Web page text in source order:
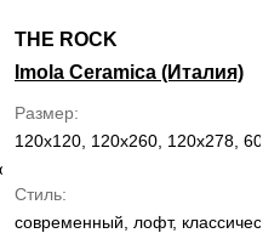
классический
THE ROCK
Imola Ceramica (Италия)
Размер
120x120, 120x260, 120x278,
Стиль
современный, лофт,